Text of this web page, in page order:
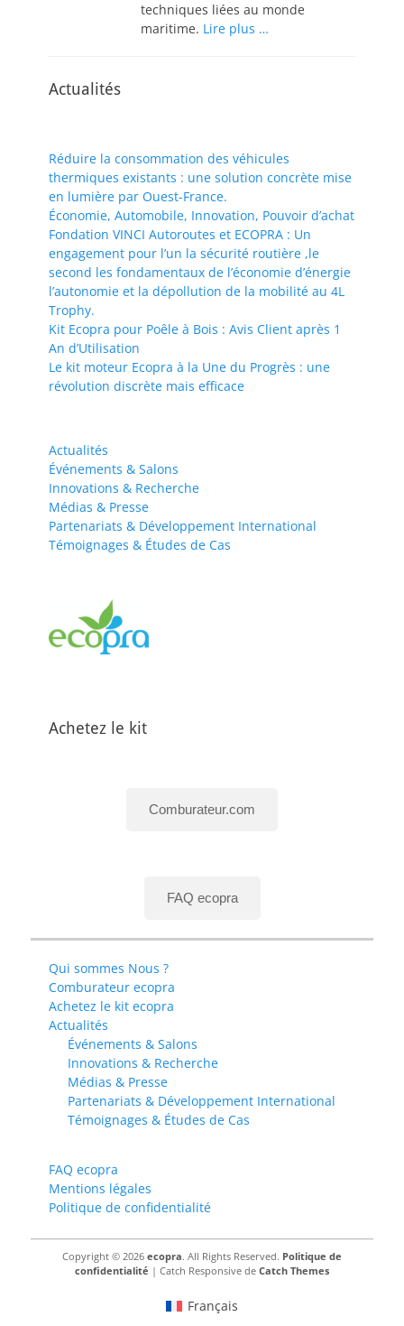
techniques liées au monde
maritime. Lire plus …
Actualités
Réduire la consommation des véhicules
thermiques existants : une solution concrète mise
en lumière par Ouest-France.
Économie, Automobile, Innovation, Pouvoir d’achat
Fondation VINCI Autoroutes et ECOPRA : Un
engagement pour l’un la sécurité routière ,le
second les fondamentaux de l’économie d’énergie
l’autonomie et la dépollution de la mobilité au 4L
Trophy.
Kit Ecopra pour Poêle à Bois : Avis Client après 1
An d’Utilisation
Le kit moteur Ecopra à la Une du Progrès : une
révolution discrète mais efficace
Actualités
Événements & Salons
Innovations & Recherche
Médias & Presse
Partenariats & Développement International
Témoignages & Études de Cas
Achetez le kit
Comburateur.com
FAQ ecopra
Qui sommes Nous ?
Comburateur ecopra
Achetez le kit ecopra
Actualités
Événements & Salons
Innovations & Recherche
Médias & Presse
Partenariats & Développement International
Témoignages & Études de Cas
FAQ ecopra
Mentions légales
Politique de confidentialité
Copyright © 2026 ecopra. All Rights Reserved. Politique de
confidentialité | Catch Responsive de Catch Themes
Français